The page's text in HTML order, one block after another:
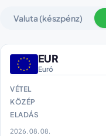
Valuta (készpénz)
EUR
Euró
VÉTEL
KÖZÉP
ELADÁS
2026. 08. 08.